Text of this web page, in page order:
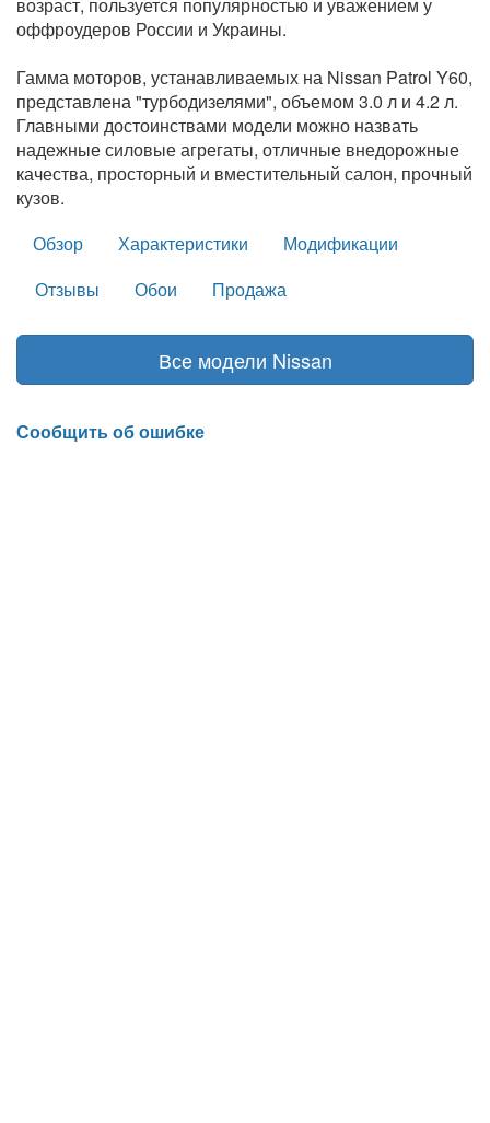
оффроудеров России и Украины.
Гамма моторов, устанавливаемых на Nissan Patrol Y60,
представлена "турбодизелями", объемом 3.0 л и 4.2 л.
Главными достоинствами модели можно назвать
надежные силовые агрегаты, отличные внедорожные
качества, просторный и вместительный салон, прочный
кузов.
Обзор
Характеристики
Модификации
Отзывы
Обои Продажа
Все модели Nissan
Сообщить об ошибке